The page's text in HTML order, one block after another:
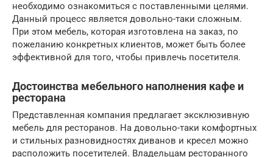
необходимо ознакомиться с поставленными целями.
Данный процесс является довольно-таки сложным.
При этом мебель, которая изготовлена на заказ, по
пожеланию конкретных клиентов, может быть более
эффективной для того, чтобы привлечь посетителя.
Достоинства мебельного наполнения кафе и
ресторана
Представленная компания предлагает эксклюзивную
мебель для ресторанов. На довольно-таки комфортных
и стильных разновидностях диванов и кресел можно
расположить посетителей. Владельцам ресторанного